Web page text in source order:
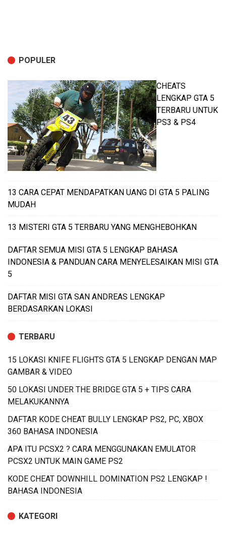
POPULER
CHEATS
LENGKAP GTA 5
TERBARU UNTUK
PS3 & PS4
13 CARA CEPAT MENDAPATKAN UANG DI GTA 5 PALING
MUDAH
13 MISTERI GTA 5 TERBARU YANG MENGHEBOHKAN
DAFTAR SEMUA MISI GTA 5 LENGKAP BAHASA
INDONESIA & PANDUAN CARA MENYELESAIKAN MISI GTA
5
DAFTAR MISI GTA SAN ANDREAS LENGKAP
BERDASARKAN LOKASI
TERBARU
15 LOKASI KNIFE FLIGHTS GTA 5 LENGKAP DENGAN MAP
GAMBAR & VIDEO
50 LOKASI UNDER THE BRIDGE GTA 5 + TIPS CARA
MELAKUKANNYA
DAFTAR KODE CHEAT BULLY LENGKAP PS2, PC, XBOX
360 BAHASA INDONESIA
APA ITU PCSX2 ? CARA MENGGUNAKAN EMULATOR
PCSX2 UNTUK MAIN GAME PS2
KODE CHEAT DOWNHILL DOMINATION PS2 LENGKAP !
BAHASA INDONESIA
KATEGORI